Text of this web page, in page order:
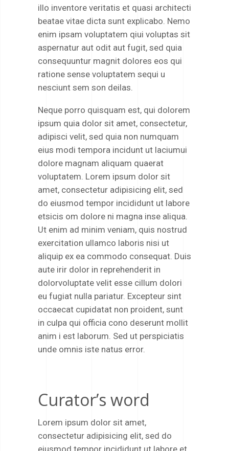
illo inventore veritatis et quasi architecti
beatae vitae dicta sunt explicabo. Nemo
enim ipsam voluptatem qiui voluptas sit
aspernatur aut odit aut fugit, sed quia
consequuntur magnit dolores eos qui
ratione sense voluptatem sequi u
nesciunt sem son deilas.
Neque porro quisquam est, qui dolorem
ipsum quia dolor sit amet, consectetur,
adipisci velit, sed quia non numquam
eius modi tempora incidunt ut laciumui
dolore magnam aliquam quaerat
voluptatem. Lorem ipsum dolor sit
amet, consectetur adipisicing elit, sed
do eiusmod tempor incididunt ut labore
etsicis om dolore ni magna inse aliqua.
Ut enim ad minim veniam, quis nostrud
exercitation ullamco laboris nisi ut
aliquip ex ea commodo consequat. Duis
aute irir dolor in reprehenderit in
dolorvoluptate velit esse cillum dolori
eu fugiat nulla pariatur. Excepteur sint
occaecat cupidatat non proident, sunt
in culpa qui officia cono deserunt mollit
anim i est laborum. Sed ut perspiciatis
unde omnis iste natus error.
Curator’s word
Lorem ipsum dolor sit amet,
consectetur adipisicing elit, sed do
eiusmod tempor incididunt ut labore et